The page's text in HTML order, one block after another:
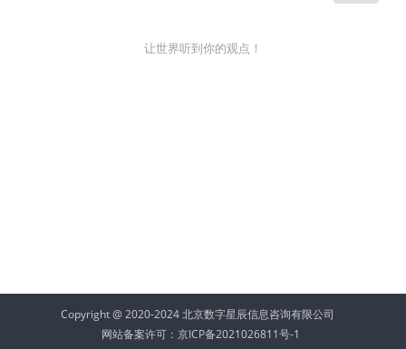
让世界听到你的观点！
Copyright @ 2020-2024 北京数字星辰信息咨询有限公司
网站备案许可： 京ICP备2021026811号-1